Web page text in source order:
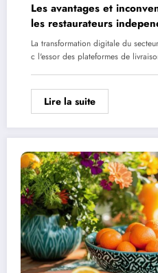
Les avantages et
les restaurateurs
La transformation digitale du
c l'essor des plateformes de
Lire la suite